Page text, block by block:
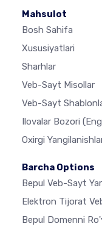
Mahsulot
Bosh Sahifa
Xususiyatlari
Sharhlar
Veb-Sayt Misollar
Veb-Sayt
Ilovalar Bozori
Oxirgi
Barcha Options
Bepul Veb-Sayt
Elektron Tijorat
Bepul Domenni